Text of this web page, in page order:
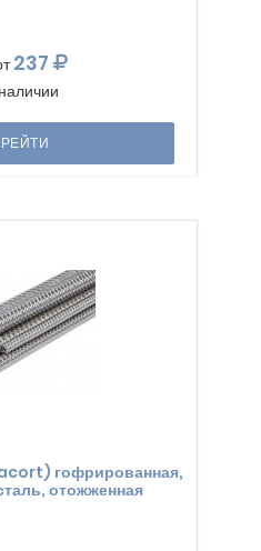
237
гофрированная,
отожженная